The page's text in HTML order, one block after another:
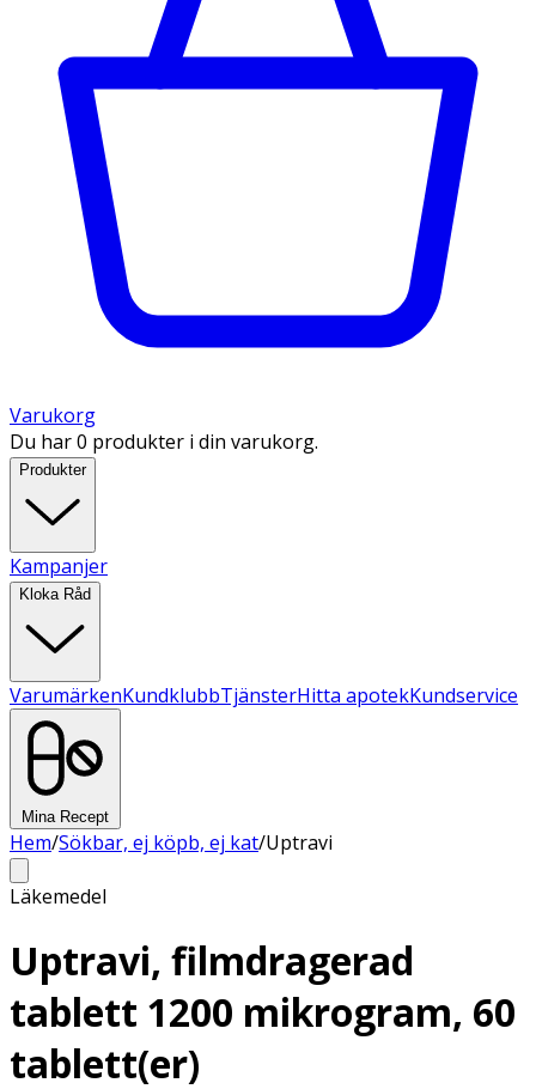
Varukorg
Du har 0 produkter i din varukorg.
Produkter
Kampanjer
Kloka Råd
VarumärkenKundklubbTjänsterHitta apotekKundservice
Mina Recept
Hem/Sökbar, ej köpb, ej kat/Uptravi
Läkemedel
Uptravi, filmdragerad
tablett 1200 mikrogram, 60
tablett(er)